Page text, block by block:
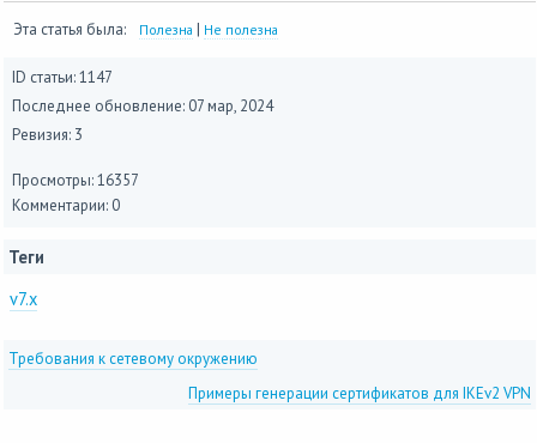
Эта статья была: Полезна | Не полезна
ID статьи: 1147
Последнее обновление: 07 мар, 2024
Ревизия: 3
Просмотры: 16357
Комментарии: 0
Теги
v7.x
Требования к сетевому окружению
Примеры генерации сертификатов для IKEv2 VPN